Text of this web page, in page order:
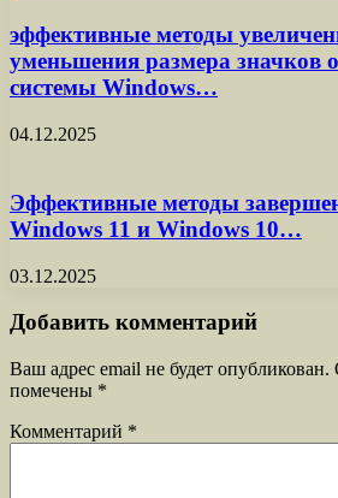
эффективные методы
уменьшения размера значков
системы Windows…
04.12.2025
Эффективные методы
Windows 11 и Windows 10…
03.12.2025
Добавить комментарий
Ваш адрес email не будет опубликован.
помечены *
Комментарий *